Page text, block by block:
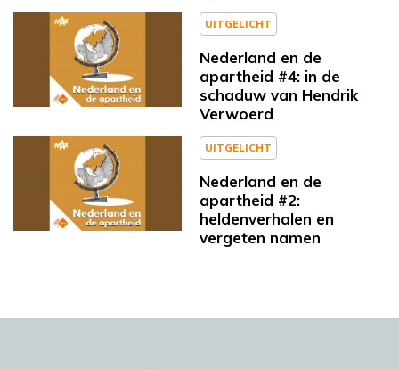
UITGELICHT
Nederland en de
apartheid #4: in de
schaduw van Hendrik
Verwoerd
UITGELICHT
Nederland en de
apartheid #2:
heldenverhalen en
vergeten namen